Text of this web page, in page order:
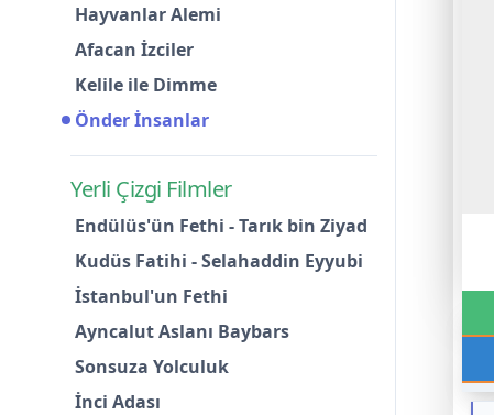
Hayvanlar Alemi
Afacan İzciler
Kelile ile Dimme
Önder İnsanlar
Yerli Çizgi Filmler
Endülüs'ün Fethi - Tarık bin Ziyad
Kudüs Fatihi - Selahaddin Eyyubi
İstanbul'un Fethi
Ayncalut Aslanı Baybars
Sonsuza Yolculuk
İnci Adası